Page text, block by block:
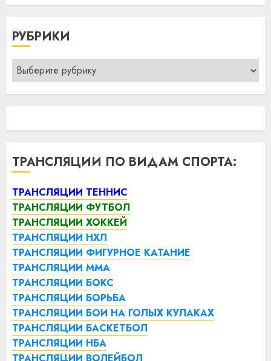
РУБРИКИ
Рубрики
ТРАНСЛЯЦИИ ПО ВИДАМ СПОРТА:
ТРАНСЛЯЦИИ ТЕННИС
ТРАНСЛЯЦИИ ФУТБОЛ
ТРАНСЛЯЦИИ ХОККЕЙ
ТРАНСЛЯЦИИ НХЛ
ТРАНСЛЯЦИИ ФИГУРНОЕ КАТАНИЕ
ТРАНСЛЯЦИИ ММА
ТРАНСЛЯЦИИ БОКС
ТРАНСЛЯЦИИ БОРЬБА
ТРАНСЛЯЦИИ БОИ НА ГОЛЫХ КУЛАКАХ
ТРАНСЛЯЦИИ БАСКЕТБОЛ
ТРАНСЛЯЦИИ НБА
ТРАНСЛЯЦИИ ВОЛЕЙБОЛ